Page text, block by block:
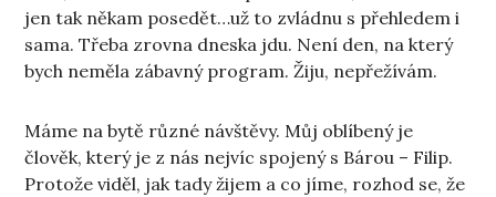
jen tak někam posedět…už to zvládnu s přehledem i
sama. Třeba zrovna dneska jdu. Není den, na který
bych neměla zábavný program. Žiju, nepřežívám.
Máme na bytě různé návštěvy. Můj oblíbený je
člověk, který je z nás nejvíc spojený s Bárou – Filip.
Protože viděl, jak tady žijem a co jíme, rozhod se, že